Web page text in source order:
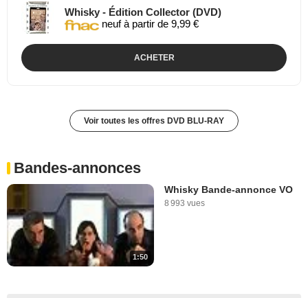
Whisky - Édition Collector (DVD)
neuf à partir de 9,99 €
ACHETER
Voir toutes les offres DVD BLU-RAY
Bandes-annonces
1:50
Whisky Bande-annonce VO
8 993 vues